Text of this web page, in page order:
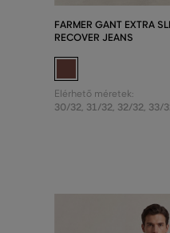
FARMER GANT EXTRA
RECOVER JEANS
Elérhető méretek:
30/32, 31/32, 32/32, 33/